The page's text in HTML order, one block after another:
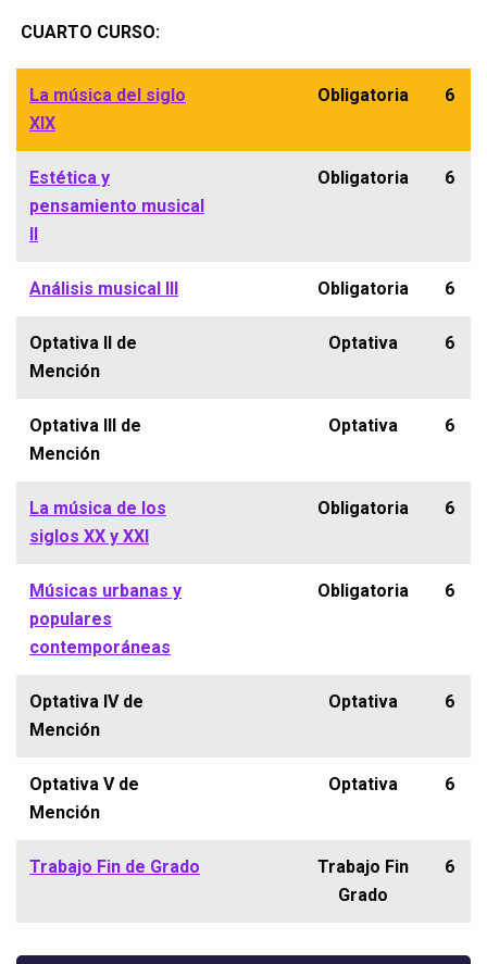
CUARTO CURSO:
La música del siglo
XIX
Obligatoria 6
Estética y
pensamiento musical
II
Obligatoria 6
Análisis musical III Obligatoria 6
Optativa II de
Mención
Optativa 6
Optativa III de
Mención
Optativa 6
La música de los
siglos XX y XXI
Obligatoria 6
Músicas urbanas y
populares
contemporáneas
Obligatoria 6
Optativa IV de
Mención
Optativa 6
Optativa V de
Mención
Optativa 6
Trabajo Fin de Grado
Trabajo Fin
Grado
6